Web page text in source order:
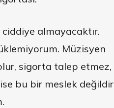
almayacaktır.
Müzisyen
sigorta talep etmez,
bu bir meslek değildir